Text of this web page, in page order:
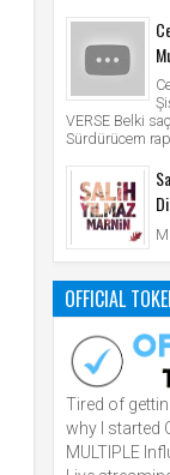
VERSE Belki
Sürdürücem
OFFICIAL
Tired of
why I started
MULTIPLE